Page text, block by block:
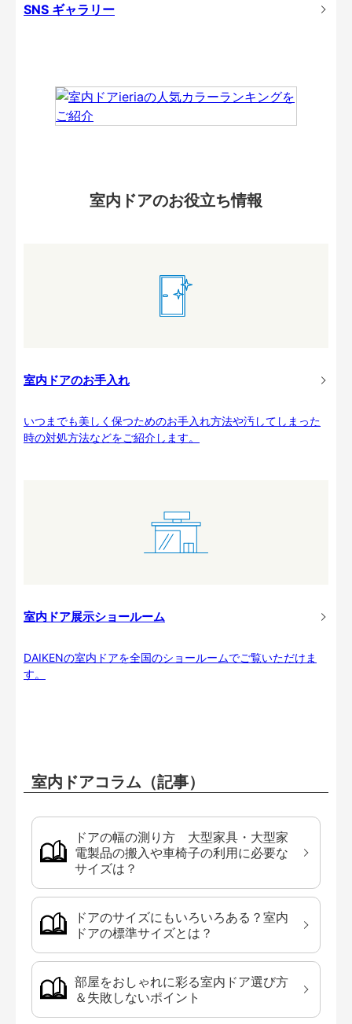
SNS ギャラリー
室内ドアのお役立ち情報
室内ドアのお手入れ
いつまでも美しく保つためのお手入れ方法や汚してしまった
時の対処方法などをご紹介します。
室内ドア展示ショールーム
DAIKENの室内ドアを全国のショールームでご覧いただけま
す。
室内ドアコラム（記事）
ドアの幅の測り方 大型家具・大型家
電製品の搬入や車椅子の利用に必要な
サイズは？
ドアのサイズにもいろいろある？室内
ドアの標準サイズとは？
部屋をおしゃれに彩る室内ドア選び方
＆失敗しないポイント